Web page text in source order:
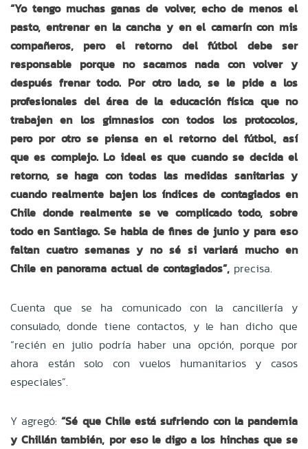
“Yo tengo muchas ganas de volver, echo de menos el
pasto, entrenar en la cancha y en el camarín con mis
compañeros, pero el retorno del fútbol debe ser
responsable porque no sacamos nada con volver y
después frenar todo. Por otro lado, se le pide a los
profesionales del área de la educación física que no
trabajen en los gimnasios con todos los protocolos,
pero por otro se piensa en el retorno del fútbol, así
que es complejo. Lo ideal es que cuando se decida el
retorno, se haga con todas las medidas sanitarias y
cuando realmente bajen los índices de contagiados en
Chile donde realmente se ve complicado todo, sobre
todo en Santiago. Se habla de fines de junio y para eso
faltan cuatro semanas y no sé si variará mucho en
Chile en panorama actual de contagiados”, precisa.
Cuenta que se ha comunicado con la cancillería y
consulado, donde tiene contactos, y le han dicho que
“recién en julio podría haber una opción, porque por
ahora están solo con vuelos humanitarios y casos
especiales”.
Y agregó:“Sé que Chile está sufriendo con la pandemia
y Chillán también, por eso le digo a los hinchas que se